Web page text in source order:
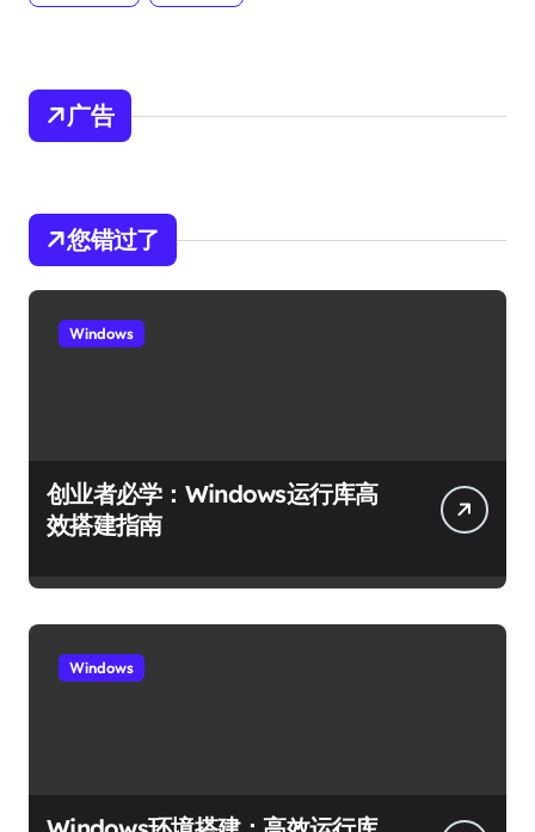
广告
您错过了
Windows
创业者必学：Windows运行库高
效搭建指南
Windows